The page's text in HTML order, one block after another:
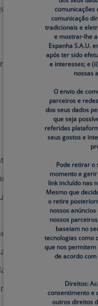
um brilho
Se notar áreas
leve, como a
eficazmente e
oferece uma
ácido
limpa e hidrata
essenciais e ácido
da CeraVe, uma
comunicações
comunicação
tradicionais e
e mostrar-lhe
Espanha S.A.U.
após ter sido
e interesses; e
nossas
O envio de
parceiros e
dos seus dados
que seja
referidas
seus gostos e
Pode retirar o
momento e
link incluído nas
Mesmo que
o retire
nossos
nossos
baseiam no
tecnologias como
que nos
de acordo
Direitos:
consentimento e
outros direitos